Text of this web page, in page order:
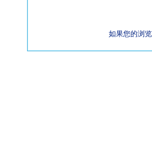
如果您的浏